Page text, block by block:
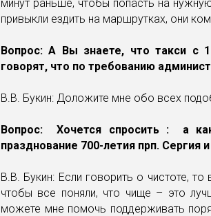
минут раньше, чтобы попасть на
привыкли ездить на маршрутках, они
Вопрос: А Вы знаете, что такси с
говорят, что по требованию
В.В. Букин: Доложите мне обо всех
Вопрос: Хочется спросить : а
празднование 700-летия прп. Сергия
В.В. Букин: Если говорить о чистоте,
чтобы все поняли, что чище – это
можете мне помочь поддерживать